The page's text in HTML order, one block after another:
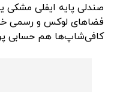
صندلی پایه ایفلی مشکی
فضاهای لوکس و رسمی
کافی‌شاپ‌ها هم حسابی